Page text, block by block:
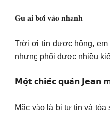
𝐆𝐮 𝐚𝐢 𝐛𝐨̛𝐢 𝐯𝐚̀𝐨 𝐧𝐡𝐚𝐧𝐡
Trời ơi tin được hông,
nhưng phối được nhiều
𝗠𝗼̣̂𝘁 𝗰𝗵𝗶𝗲̂́𝗰 𝗾𝘂𝗮̂̀𝗻 𝗝𝗲𝗮𝗻
Mặc vào là bị tự tin và tỏa